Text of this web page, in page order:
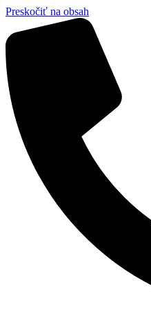
Preskočiť na obsah